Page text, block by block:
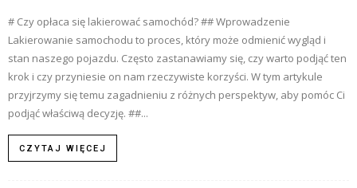
# Czy opłaca się lakierować samochód? ## Wprowadzenie
Lakierowanie samochodu to proces, który może odmienić wygląd i
stan naszego pojazdu. Często zastanawiamy się, czy warto podjąć ten
krok i czy przyniesie on nam rzeczywiste korzyści. W tym artykule
przyjrzymy się temu zagadnieniu z różnych perspektyw, aby pomóc Ci
podjąć właściwą decyzję. ##...
CZYTAJ WIĘCEJ